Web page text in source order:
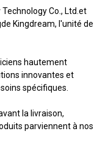
Co., Ltd. et
Kingdream, l'unité de
hautement
innovantes et
spécifiques.
la livraison,
parviennent à nos